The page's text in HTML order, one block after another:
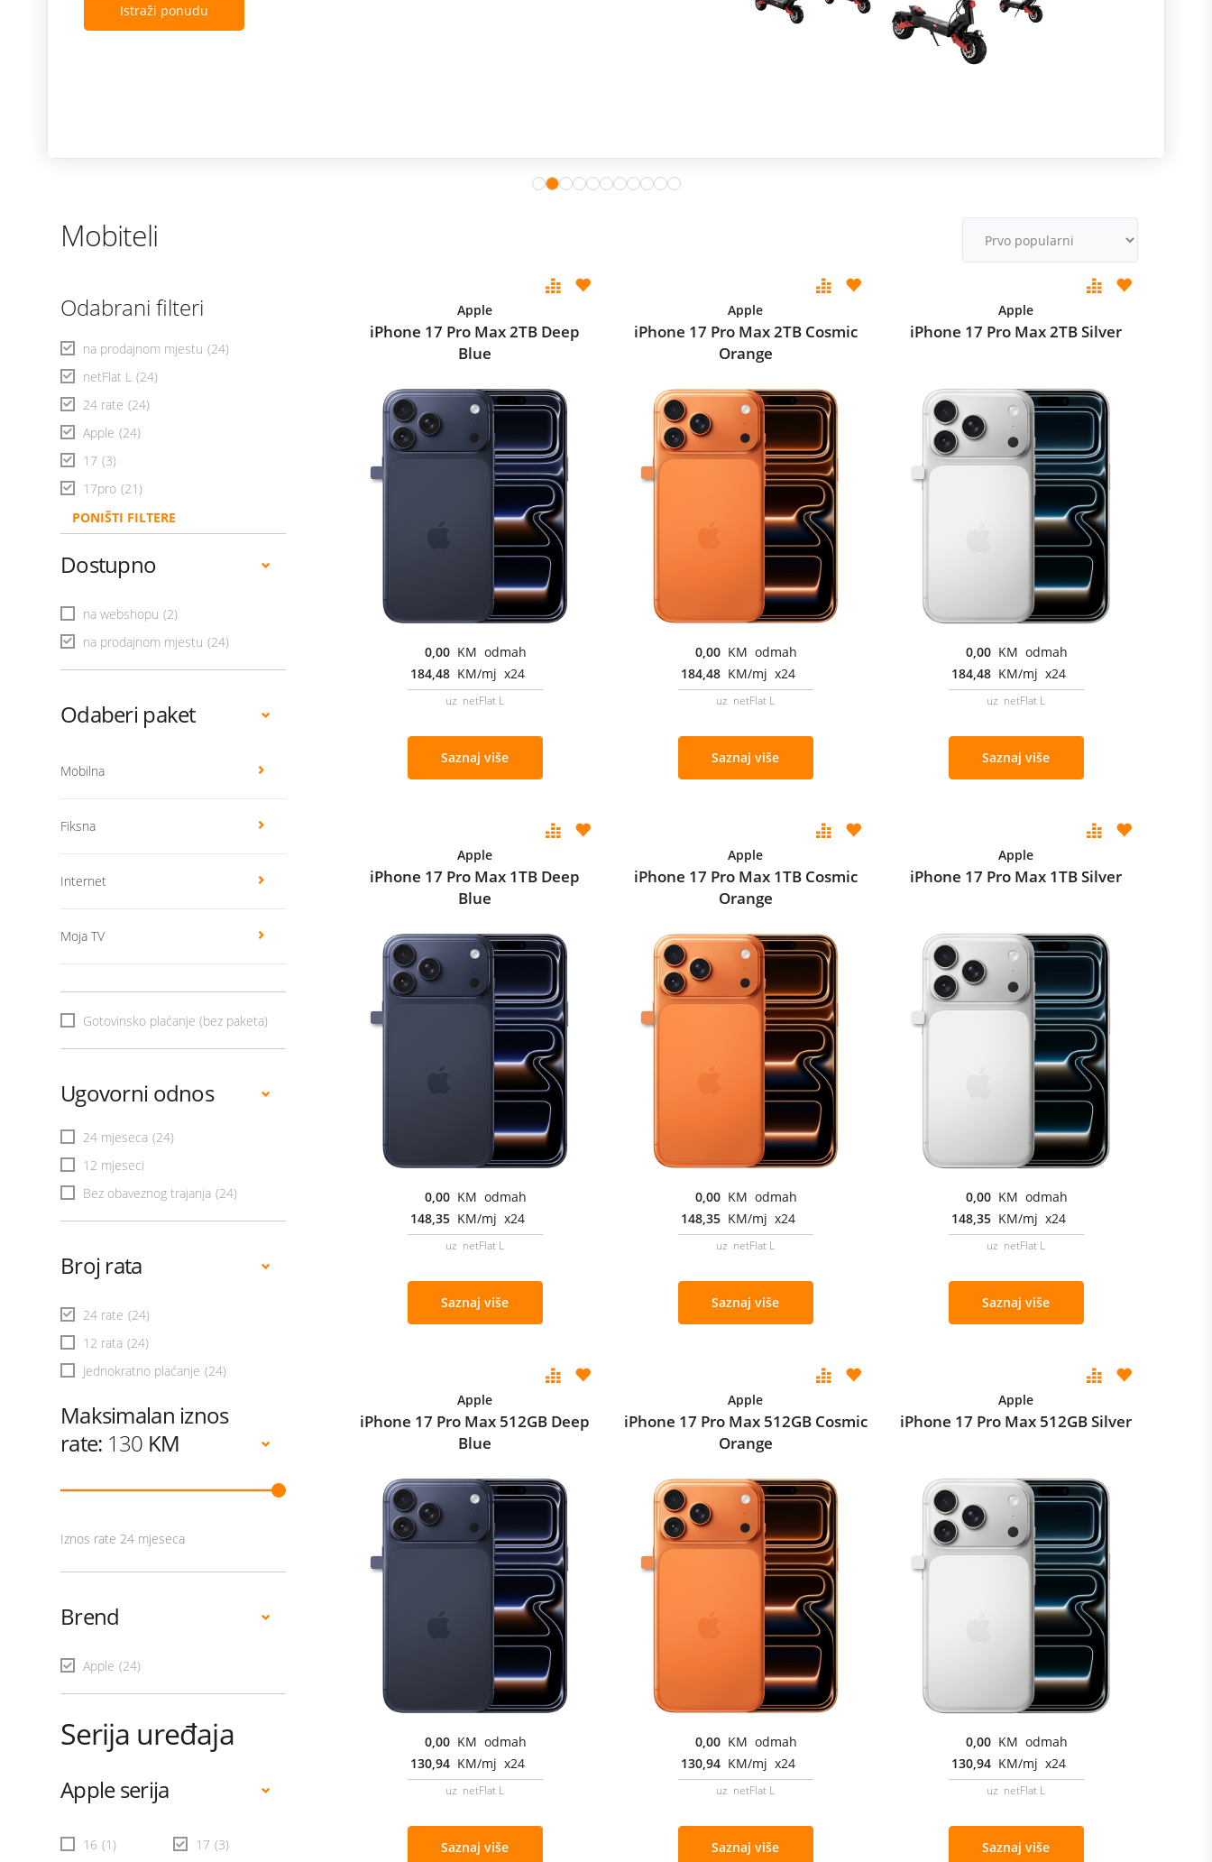
Istraži ponudu
Mobiteli
Odabrani filteri
na prodajnom mjestu (24)
netFlat L (24)
24 rate (24)
Apple (24)
17 (3)
17pro (21)
PONIŠTI FILTERE
Dostupno
na webshopu (2)
na prodajnom mjestu (24)
Odaberi paket
Mobilna
Fiksna
Internet
Moja TV
Gotovinsko plaćanje (bez paketa)
Ugovorni odnos
24 mjeseca (24)
12 mjeseci
Bez obaveznog trajanja (24)
Broj rata
24 rate (24)
12 rata (24)
Jednokratno plaćanje (24)
Maksimalan iznos
rate: 130 KM
Iznos rate 24 mjeseca
Brend
Apple (24)
Serija uređaja
Apple serija
16 (1) 17 (3)
Apple
iPhone 17 Pro Max 2TB Deep
Blue
0,00 KM odmah
184,48 KM/mj x24
uz netFlat L
Saznaj više
Apple
iPhone 17 Pro Max 2TB Cosmic
Orange
0,00 KM odmah
184,48 KM/mj x24
uz netFlat L
Saznaj više
Apple
iPhone 17 Pro Max 2TB Silver
0,00 KM odmah
184,48 KM/mj x24
uz netFlat L
Saznaj više
Apple
iPhone 17 Pro Max 1TB Deep
Blue
0,00 KM odmah
148,35 KM/mj x24
uz netFlat L
Saznaj više
Apple
iPhone 17 Pro Max 1TB Cosmic
Orange
0,00 KM odmah
148,35 KM/mj x24
uz netFlat L
Saznaj više
Apple
iPhone 17 Pro Max 1TB Silver
0,00 KM odmah
148,35 KM/mj x24
uz netFlat L
Saznaj više
Apple
iPhone 17 Pro Max 512GB Deep
Blue
0,00 KM odmah
130,94 KM/mj x24
uz netFlat L
Saznaj više
Apple
iPhone 17 Pro Max 512GB Cosmic
Orange
0,00 KM odmah
130,94 KM/mj x24
uz netFlat L
Saznaj više
Apple
iPhone 17 Pro Max 512GB Silver
0,00 KM odmah
130,94 KM/mj x24
uz netFlat L
Saznaj više